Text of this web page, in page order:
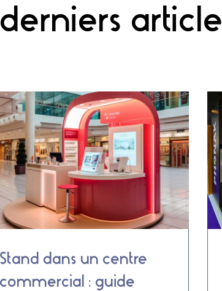
Stand dans un centre
commercial : guide